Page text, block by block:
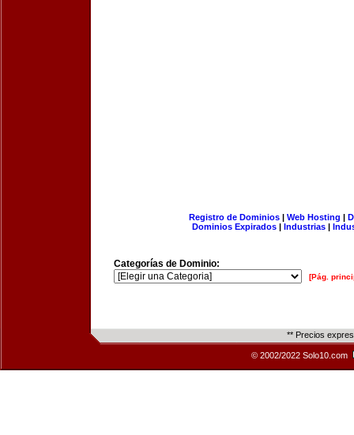
Registro de Dominios| Web Hosting |
Dominios Expirados | Industrias |
Categorías de Dominio:
[Pág.
** Precios
© 2002/2022 Solo10.com